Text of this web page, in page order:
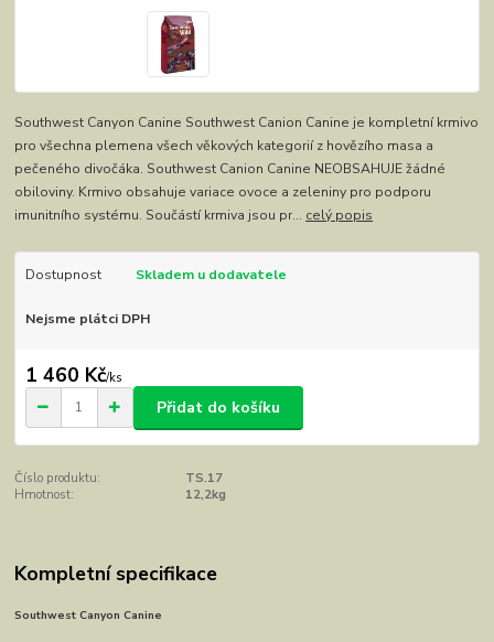
Southwest Canyon Canine Southwest Canion Canine je kompletní krmivo
pro všechna plemena všech věkových kategorií z hovězího masa a
pečeného divočáka. Southwest Canion Canine NEOBSAHUJE žádné
obiloviny. Krmivo obsahuje variace ovoce a zeleniny pro podporu
imunitního systému. Součástí krmiva jsou pr... celý popis
Dostupnost Skladem u dodavatele
Nejsme plátci DPH
1 460 Kč/ks
Přidat do košíku
Číslo produktu:
TS.17
Hmotnost:
12,2kg
Kompletní specifikace
Southwest Canyon Canine